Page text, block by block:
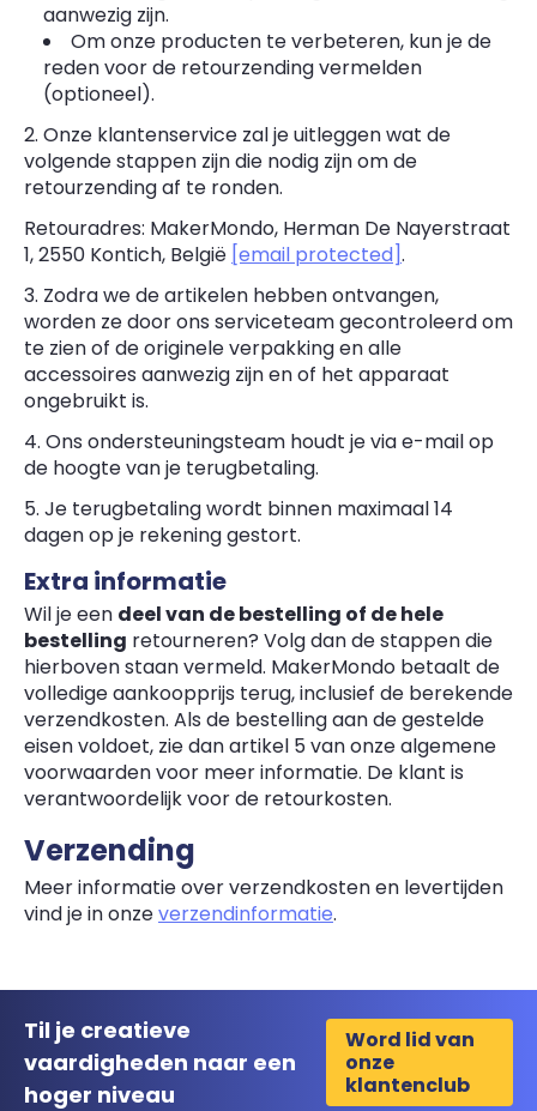
aanwezig zijn.
Om onze producten te verbeteren, kun je de
reden voor de retourzending vermelden
(optioneel).
2. Onze klantenservice zal je uitleggen wat de
volgende stappen zijn die nodig zijn om de
retourzending af te ronden.
Retouradres: MakerMondo, Herman De Nayerstraat
1, 2550 Kontich, België [email protected].
3. Zodra we de artikelen hebben ontvangen,
worden ze door ons serviceteam gecontroleerd om
te zien of de originele verpakking en alle
accessoires aanwezig zijn en of het apparaat
ongebruikt is.
4. Ons ondersteuningsteam houdt je via e-mail op
de hoogte van je terugbetaling.
5. Je terugbetaling wordt binnen maximaal 14
dagen op je rekening gestort.
Extra informatie
Wil je een deel van de bestelling of de hele
bestelling retourneren? Volg dan de stappen die
hierboven staan vermeld. MakerMondo betaalt de
volledige aankoopprijs terug, inclusief de berekende
verzendkosten. Als de bestelling aan de gestelde
eisen voldoet, zie dan artikel 5 van onze algemene
voorwaarden voor meer informatie. De klant is
verantwoordelijk voor de retourkosten.
Verzending
Meer informatie over verzendkosten en levertijden
vind je in onzeverzendinformatie.
Til je creatieve
vaardigheden naar een
hoger niveau
Word lid van
onze
klantenclub